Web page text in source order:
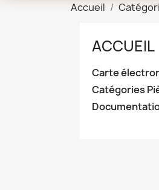
Accueil
ACCUEIL
Carte
Catégories